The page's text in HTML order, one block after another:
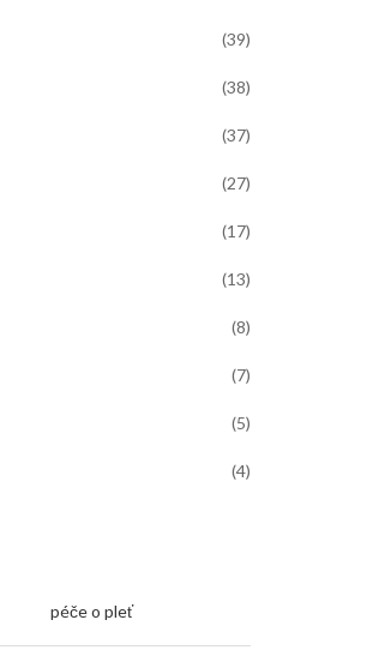
(39)
(38)
(37)
(27)
(17)
(13)
(8)
(7)
(5)
(4)
péče o pleť